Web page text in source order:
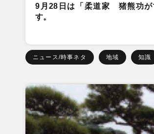
9月28日は「柔道家 猪熊功が
す。
ニュース/時事ネタ 地域 知識